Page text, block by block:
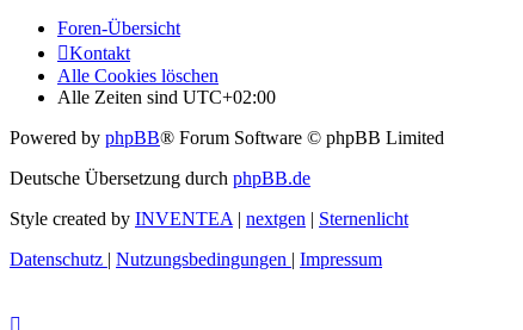
Foren-Übersicht
Kontakt
Alle Cookies löschen
Alle Zeiten sind UTC+02:00
Powered by phpBB® Forum Software © phpBB Limited
Deutsche Übersetzung durch phpBB.de
Style created by INVENTEA | nextgen | Sternenlicht
Datenschutz | Nutzungsbedingungen | Impressum